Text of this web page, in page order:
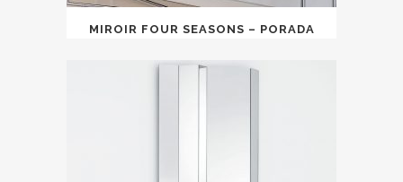
MIROIR FOUR SEASONS – PORADA